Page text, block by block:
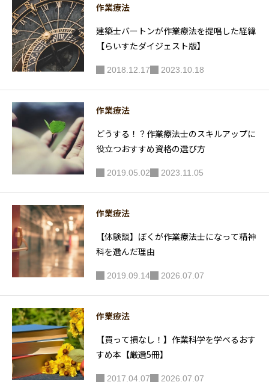
作業療法
建築士バートンが作業療法を提唱した経緯
【らいすたダイジェスト版】
2018.12.17 2023.10.18
作業療法
どうする！？作業療法士のスキルアップに
役立つおすすめ資格の選び方
2019.05.02 2023.11.05
作業療法
【体験談】ぼくが作業療法士になって精神
科を選んだ理由
2019.09.14 2026.07.07
作業療法
【買って損なし！】作業科学を学べるおす
すめ本【厳選5冊】
2017.04.07 2026.07.07